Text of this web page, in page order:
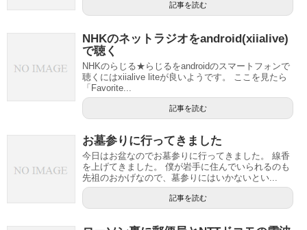
記事を読む
NHKのネットラジオをandroid(xiialive)
で聴く
NHKのらじる★らじるをandroidのスマートフォンで
聴くにはxiialive liteが良いようです。 ここを見たら
「Favorite...
記事を読む
お墓参りに行ってきました
今日はお盆なのでお墓参りに行ってきました。 線香
を上げてきました。 僕が岩手に住んでいられるのも
先祖のおかげなので、墓参りにはいかないとい...
記事を読む